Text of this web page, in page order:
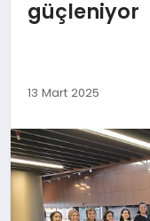
GENEL
EKONOMI
YEREL HABERLER
güçleniyor
13 Mart 2025